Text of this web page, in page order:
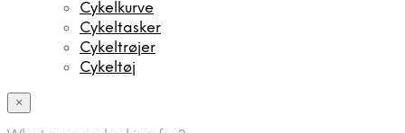
Cykelkurve
Cykeltasker
Cykeltrøjer
Cykeltøj
×